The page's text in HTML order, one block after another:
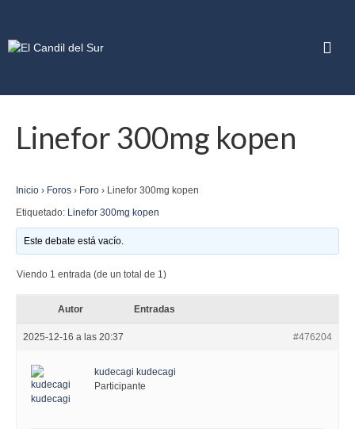
Linefor 300mg kopen
Inicio › Foros › Foro › Linefor 300mg kopen
Etiquetado: Linefor 300mg kopen
Este debate está vacío.
Viendo 1 entrada (de un total de 1)
Autor Entradas
2025-12-16 a las 20:37 #476204
kudecagi kudecagi
Participante